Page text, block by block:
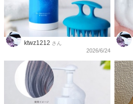
ktwz1212 さん
2026/6/24